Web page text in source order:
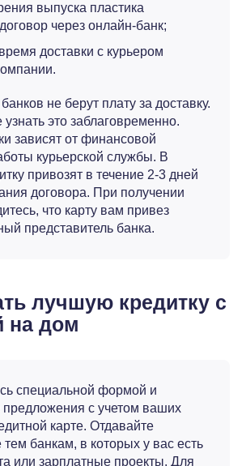
выпуска пластика
через онлайн-банк;
доставки с курьером
не берут плату за доставку.
это заблаговременно.
зависят от финансовой
курьерской службы. В
привозят в течение 2-3 дней
договора. При получении
что карту вам привез
представитель банка.
лучшую кредитку с
на дом
специальной формой и
предложения с учетом ваших
карте. Отдавайте
тем банкам, в которых у вас есть
или зарплатные проекты. Для